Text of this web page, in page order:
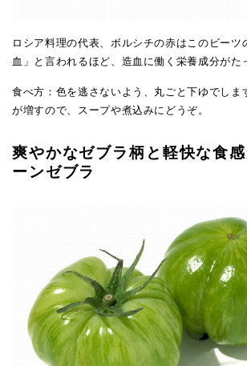
ロシア料理の代表、ボルシチの赤はこのビーツ
血」と言われるほど、造血に働く栄養成分がた
食べ方：色を逃さないよう、丸ごと下ゆでしま
が増すので、スープや煮込みにどうぞ。
爽やかなゼブラ柄と軽快な食
ーンゼブラ